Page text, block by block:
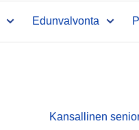
Edunvalvonta
Kansallinen